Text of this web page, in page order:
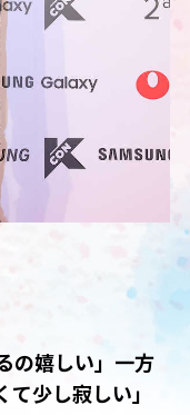
の嬉しい」一方
少し寂しい」